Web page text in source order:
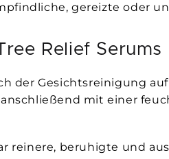
gereizte oder
Relief Serums
der Gesichtsreinigung
mit einer
reinere, beruhigte und